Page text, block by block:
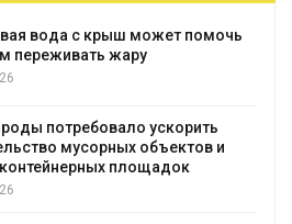
вода с крыш может помочь
переживать жару
потребовало ускорить
мусорных объектов и
площадок